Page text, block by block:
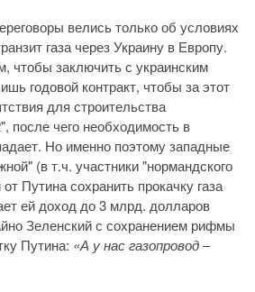
велись только об условиях
газа через Украину в Европу.
чтобы заключить с украинским
годовой контракт, чтобы за этот
для строительства
после чего необходимость в
Но именно поэтому западные
(в т.ч. участники "нормандского
Путина сохранить прокачку газа
ей доход до 3 млрд. долларов
Зеленский с сохранением рифмы
Путина: «А у нас газопровод ‒